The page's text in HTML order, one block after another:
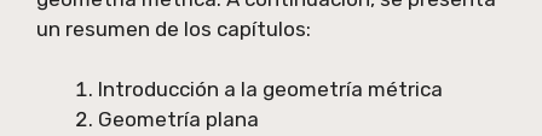
un resumen de los capítulos:
Introducción a la geometría métrica
Geometría plana